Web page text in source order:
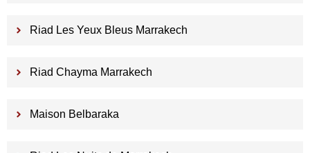
Riad Les Yeux Bleus Marrakech
Riad Chayma Marrakech
Maison Belbaraka